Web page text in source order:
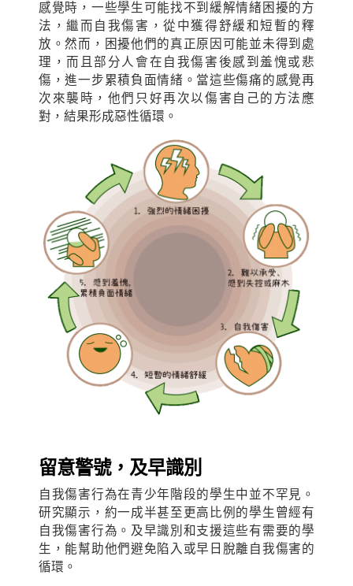
感覺時，一些學生可能找不到緩解情緒困擾的方
法，繼而自我傷害，從中獲得舒緩和短暫的釋
放。然而，困擾他們的真正原因可能並未得到處
理，而且部分人會在自我傷害後感到羞愧或悲
傷，進一步累積負面情緒。當這些傷痛的感覺再
次來襲時，他們只好再次以傷害自己的方法應
對，結果形成惡性循環。
留意警號， 及早識別
自我傷害行為在青少年階段的學生中並不罕見。
研究顯示，約一成半甚至更高比例的學生曾經有
自我傷害行為。及早識別和支援這些有需要的學
生，能幫助他們避免陷入或早日脫離自我傷害的
循環。